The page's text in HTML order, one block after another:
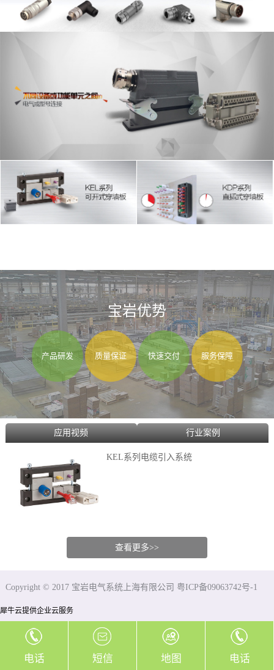
宝岩优势
产品研发 质量保证 快速交付 服务保障
应用视频 行业案例
KEL系列电缆引入系统
查看更多>>
Copyright © 2017 宝岩电气系统上海有限公司 粤ICP备09063742号-1
犀牛云提供企业云服务
电话 短信 地图 电话